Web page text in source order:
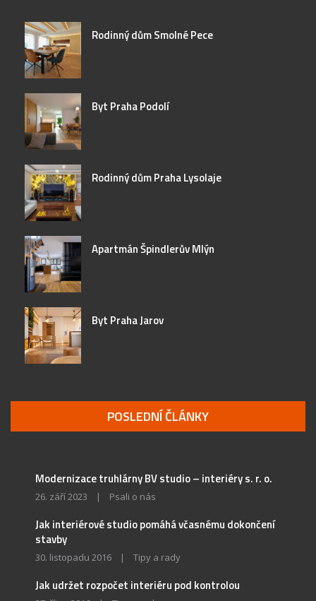
Rodinný dům Smolné Pece
Byt Praha Podolí
Rodinný dům Praha Lysolaje
Apartmán Špindlerův Mlýn
Byt Praha Jarov
POSLEDNÍ ČLÁNKY
Modernizace truhlárny BV studio – interiéry s. r. o.
26. září 2023 | Psali o nás
Jak interiérové studio pomáhá včasnému dokončení
stavby
30. listopadu 2016 | Tipy a rady
Jak udržet rozpočet interiéru pod kontrolou